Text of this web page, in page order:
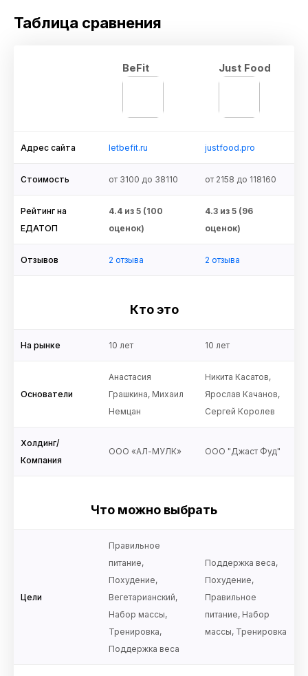
Таблица сравнения
BeFit Just Food
Адрес сайта letbefit.ru justfood.pro
Стоимость от 3100 до 38110 от 2158 до 118160
Рейтинг на
ЕДАТОП
4.4 из 5 (100
оценок)
4.3 из 5 (96
оценок)
Отзывов 2 отзыва 2 отзыва
Кто это
На рынке 10 лет 10 лет
Основатели
Анастасия
Грашкина, Михаил
Немцан
Никита Касатов,
Ярослав Качанов,
Сергей Королев
Холдинг/
Компания
ООО «АЛ-МУЛК» ООО "Джаст Фуд"
Что можно выбрать
Цели
Правильное
питание,
Похудение,
Вегетарианский,
Набор массы,
Тренировка,
Поддержка веса
Поддержка веса,
Похудение,
Правильное
питание, Набор
массы, Тренировка